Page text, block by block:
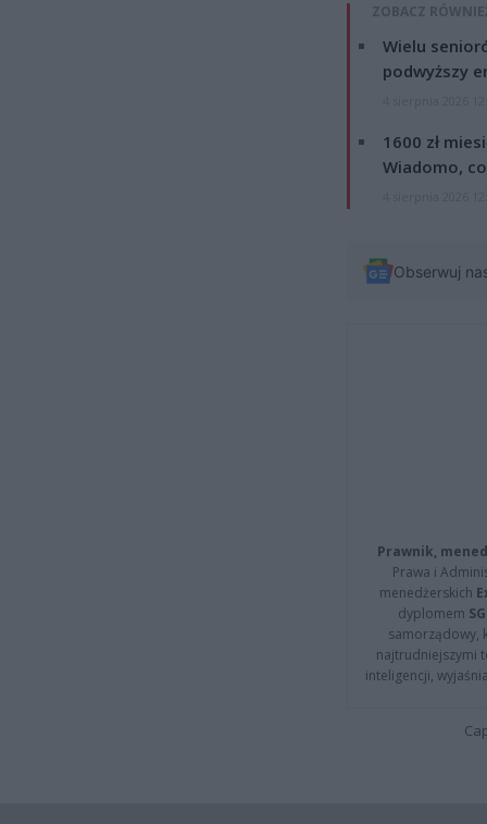
ZOBACZ
Wielu
podwyższy
1600 zł
Wiadomo,
Obserwuj
Prawnik,
Prawa i
menedżerskich
dyplomem
samorządowy,
najtrudniejszymi
inteligencji,